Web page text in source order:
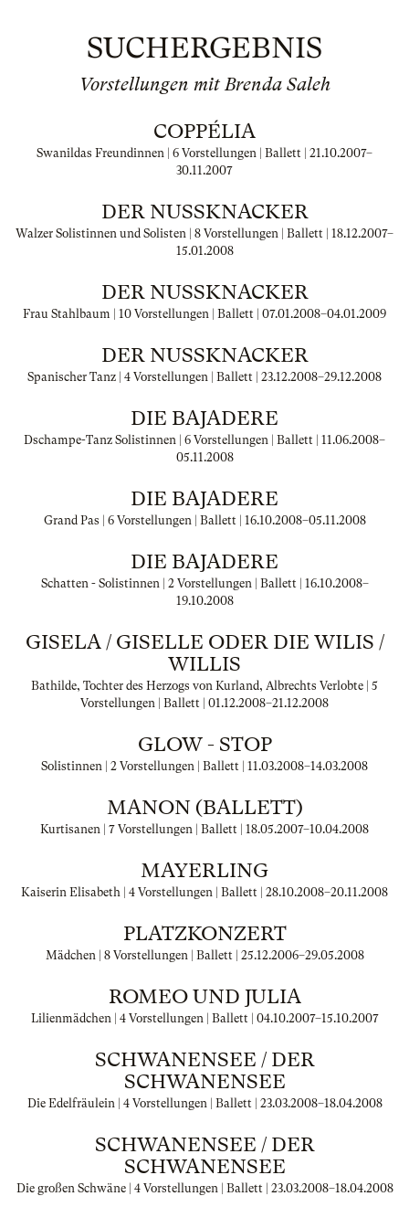
SUCHERGEBNIS
Vorstellungen mit Brenda Saleh
COPPÉLIA
Swanildas Freundinnen | 6 Vorstellungen | Ballett | 21.10.2007–
30.11.2007
DER NUSSKNACKER
Walzer Solistinnen und Solisten | 8 Vorstellungen | Ballett | 18.12.2007–
15.01.2008
DER NUSSKNACKER
Frau Stahlbaum | 10 Vorstellungen | Ballett | 07.01.2008–04.01.2009
DER NUSSKNACKER
Spanischer Tanz | 4 Vorstellungen | Ballett | 23.12.2008–29.12.2008
DIE BAJADERE
Dschampe-Tanz Solistinnen | 6 Vorstellungen | Ballett | 11.06.2008–
05.11.2008
DIE BAJADERE
Grand Pas | 6 Vorstellungen | Ballett | 16.10.2008–05.11.2008
DIE BAJADERE
Schatten - Solistinnen | 2 Vorstellungen | Ballett | 16.10.2008–
19.10.2008
GISELA / GISELLE ODER DIE WILIS /
WILLIS
Bathilde, Tochter des Herzogs von Kurland, Albrechts Verlobte | 5
Vorstellungen | Ballett | 01.12.2008–21.12.2008
GLOW - STOP
Solistinnen | 2 Vorstellungen | Ballett | 11.03.2008–14.03.2008
MANON (BALLETT)
Kurtisanen | 7 Vorstellungen | Ballett | 18.05.2007–10.04.2008
MAYERLING
Kaiserin Elisabeth | 4 Vorstellungen | Ballett | 28.10.2008–20.11.2008
PLATZKONZERT
Mädchen | 8 Vorstellungen | Ballett | 25.12.2006–29.05.2008
ROMEO UND JULIA
Lilienmädchen | 4 Vorstellungen | Ballett | 04.10.2007–15.10.2007
SCHWANENSEE / DER
SCHWANENSEE
Die Edelfräulein | 4 Vorstellungen | Ballett | 23.03.2008–18.04.2008
SCHWANENSEE / DER
SCHWANENSEE
Die großen Schwäne | 4 Vorstellungen | Ballett | 23.03.2008–18.04.2008